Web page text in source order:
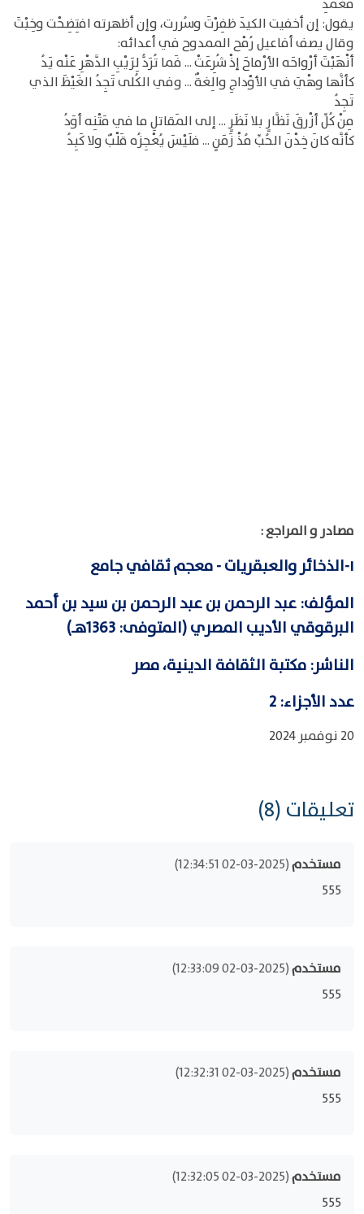
مُغْمَدِ
يقول: إن أخفيت الكيدَ ظفِرْتَ وسُررت، وإن أظهرته افتِضِحْت وخِبْتَ
وقال يصف أفاعيل رُمْح الممدوح في أعدائه:
أنْهَبْتَ أرْواحَه الأرْماحَ إذْ شُرِعَتْ ... فَما تُرَدُّ لِرَيْبِ الدَّهْرِ عَنْه يَدُ
كأنَّها وهْيَ في الأوْداجِ والِغةٌ ... وفي الكُلى تَجِدُ الغَيْظَ الذي
تَجِدُ
مِنْ كُلِّ أزْرقَ نَظَّارٍ بلا نَظَرٍ ... إلى المَقاتلِ ما في مَتْنِه أوَدُ
كأنَّه كانَ خِدْنَ الحُبِّ مُذْ زَمَنٍ ... فلَيْسَ يُعْجِزُه قَلْبٌ ولا كَبِدُ
مصادر و المراجع :
١- الذخائر والعبقريات - معجم ثقافي جامع
المؤلف: عبد الرحمن بن عبد الرحمن بن سيد بن أحمد
البرقوقي الأديب المصري (المتوفى: 1363هـ)
الناشر: مكتبة الثقافة الدينية، مصر
عدد الأجزاء: 2
20 نوفمبر 2024
تعليقات (8)
مستخدم(2025-03-02 12:34:51)
555
مستخدم(2025-03-02 12:33:09)
555
مستخدم(2025-03-02 12:32:31)
555
مستخدم(2025-03-02 12:32:05)
555